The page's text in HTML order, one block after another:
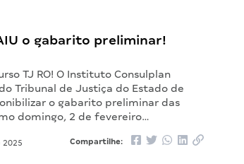
o gabarito preliminar!
TJ RO! O Instituto Consulplan
Tribunal de Justiça do Estado de
o gabarito preliminar das
domingo, 2 de fevereiro…
2025 Compartilhe: